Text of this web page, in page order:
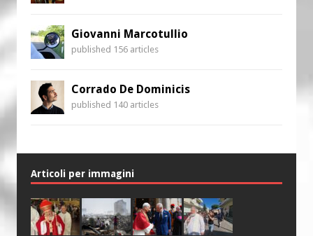
Giovanni Marcotullio
published 156 articles
Corrado De Dominicis
published 140 articles
Articoli per immagini